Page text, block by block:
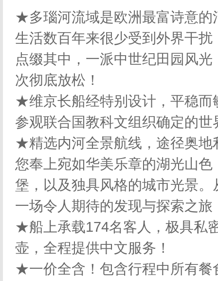
★多瑙河流域是欧洲最富诗意的
生活数百年来很少受到外界干
点缀其中，一派中世纪田园风
次彻底放松！
★维京长船经特别设计，平稳而
参观联合国教科文组织确定的
★精选内河全景航线，途径奥地
您奉上宛如华美乐章的湖光山
堡，以及独具风格的城市光景
一场令人期待的发现与探索之旅
★船上承载174名客人，极具私
壶，全程提供中文服务！
★一价全含！包含行程中所有餐